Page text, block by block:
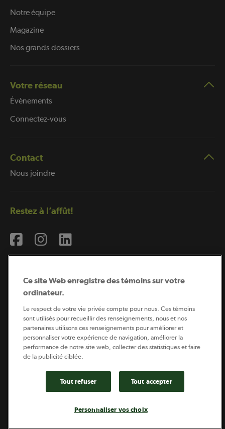
Notre équipe
Magazine
Nos grands dossiers
Votre réseau
Évènements
Connectez-vous
Contact
Nous joindre
Restez à l’affût!
Coopérateur est publié par Sollio Groupe Coopératif.
Il est l’outil d’information de la coopération agricole
québécoise.
Ce site Web enregistre des témoins sur votre
ordinateur.
Le respect de votre vie privée compte pour nous. Ces témoins
sont utilisés pour recueillir des renseignements, nous et nos
partenaires utilisons ces renseignements pour améliorer et
personnaliser votre expérience de navigation, améliorer la
performance de notre site web, collecter des statistiques et faire
de la publicité ciblée.
Tout refuser Tout accepter
Personnaliser vos choix